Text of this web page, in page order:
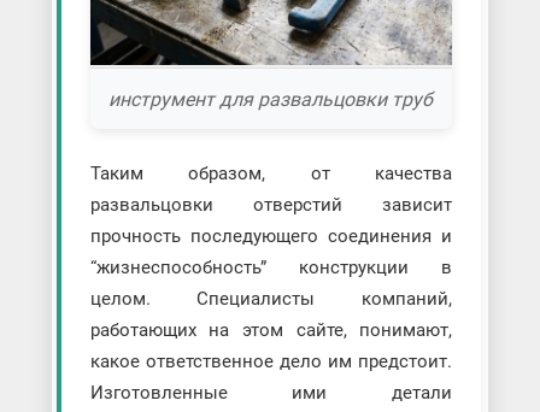
инструмент для развальцовки труб
Таким образом, от качества
развальцовки отверстий зависит
прочность последующего соединения и
“жизнеспособность” конструкции в
целом. Специалисты компаний,
работающих на этом сайте, понимают,
какое ответственное дело им предстоит.
Изготовленные ими детали